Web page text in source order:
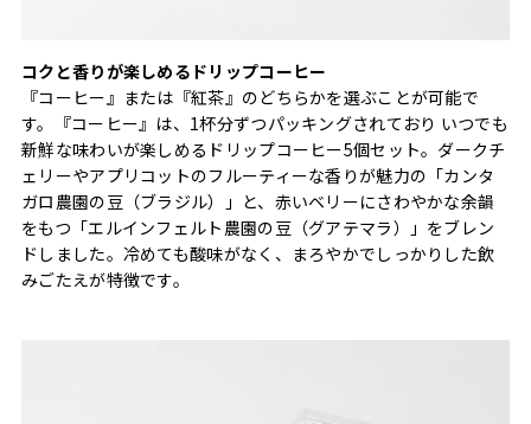
コクと香りが楽しめるドリップコーヒー
『コーヒー』または『紅茶』のどちらかを選ぶことが可能で
す。『コーヒー』は、1杯分ずつパッキングされており いつでも
新鮮な味わいが楽しめるドリップコーヒー5個セット。ダークチ
ェリーやアプリコットのフルーティーな香りが魅力の「カンタ
ガロ農園の豆（ブラジル）」と、赤いベリーにさわやかな余韻
をもつ「エルインフェルト農園の豆（グアテマラ）」をブレン
ドしました。冷めても酸味がなく、まろやかでしっかりした飲
みごたえが特徴です。